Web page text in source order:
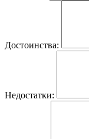
Достоинства:
Недостатки: